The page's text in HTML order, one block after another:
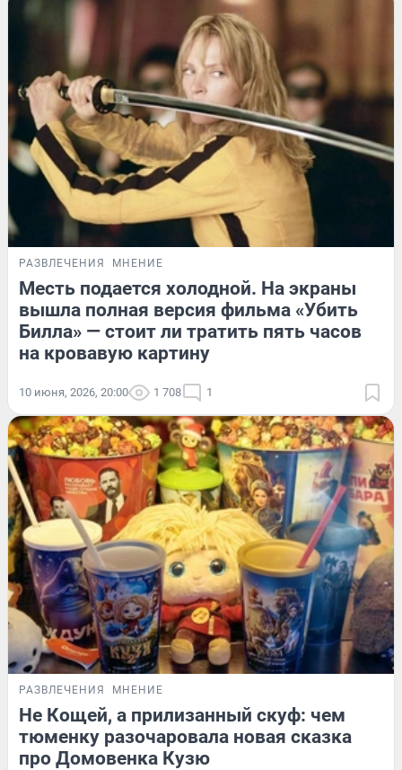
РАЗВЛЕЧЕНИЯ МНЕНИЕ
Месть подается холодной. На экраны
вышла полная версия фильма «Убить
Билла» — стоит ли тратить пять часов
на кровавую картину
10 июня, 2026, 20:00 1 708 1
РАЗВЛЕЧЕНИЯ МНЕНИЕ
Не Кощей, а прилизанный скуф: чем
тюменку разочаровала новая сказка
про Домовенка Кузю